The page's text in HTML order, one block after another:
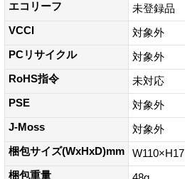
エコリーフ
未登録品
VCCI
対象外
PCリサイクル
対象外
RoHS指令
未対応
PSE
対象外
J-Moss
対象外
梱包サイズ(WxHxD)mm
梱包重量